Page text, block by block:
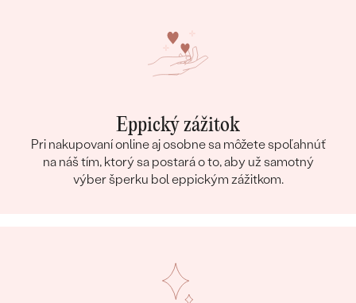
Eppický zážitok
Pri nakupovaní online aj osobne sa môžete spoľahnúť
na náš tím, ktorý sa postará o to, aby už samotný
výber šperku bol eppickým zážitkom.